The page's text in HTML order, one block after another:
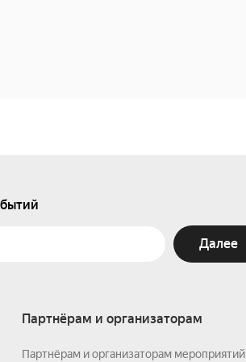
Далее
Партнёрам и организаторам
Партнёрам и организаторам мероприятий